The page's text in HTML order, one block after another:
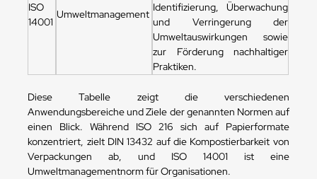
ISO
14001
Umweltmanagement
Identifizierung, Überwachung
und Verringerung der
Umweltauswirkungen sowie
zur Förderung nachhaltiger
Praktiken.
Diese Tabelle zeigt die verschiedenen
Anwendungsbereiche und Ziele der genannten Normen auf
einen Blick. Während ISO 216 sich auf Papierformate
konzentriert, zielt DIN 13432 auf die Kompostierbarkeit von
Verpackungen ab, und ISO 14001 ist eine
Umweltmanagementnorm für Organisationen.